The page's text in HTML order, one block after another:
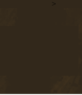
>